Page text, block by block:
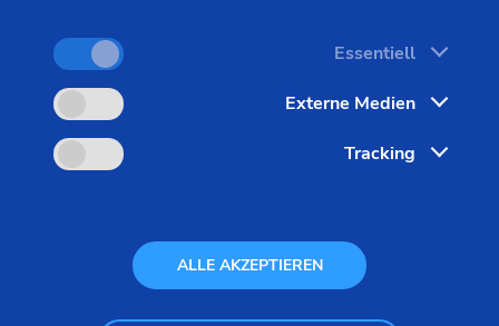
Untersetzungen mehrere Stufen und damit
erheblich mehr Bauraum benötigen.
Essentiell
Externe Medien
Tracking
ALLE AKZEPTIEREN